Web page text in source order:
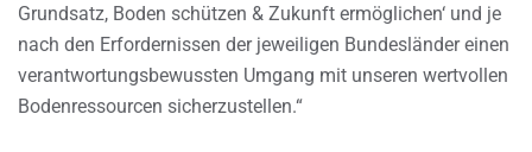
Grundsatz, Boden schützen & Zukunft ermöglichen‘ und je
nach den Erfordernissen der jeweiligen Bundesländer einen
verantwortungsbewussten Umgang mit unseren wertvollen
Bodenressourcen sicherzustellen.“